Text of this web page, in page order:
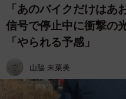
「あのバイクだけはあ
信号で停止中に衝撃の
「やられる予感」
山脇 未菜美